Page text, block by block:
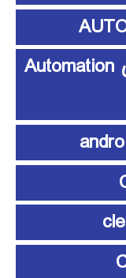
آموزش اتوماسیون صنعتی Automation